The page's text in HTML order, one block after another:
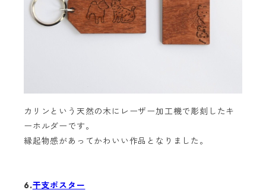
カリンという天然の木にレーザー加工機で彫刻したキ
ーホルダーです。
縁起物感があってかわいい作品となりました。
6.干支ポスター